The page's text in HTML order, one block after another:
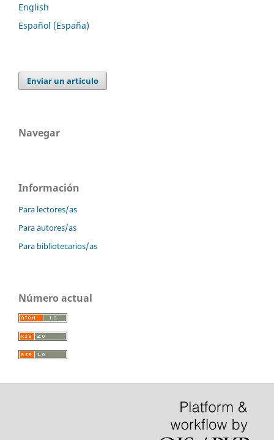
English
Español (España)
Enviar un artículo
Navegar
Información
Para lectores/as
Para autores/as
Para bibliotecarios/as
Número actual